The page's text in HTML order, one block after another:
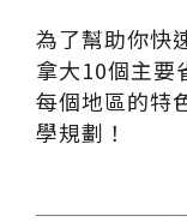
為了幫助你快
拿大10個主要
每個地區的特
學規劃！